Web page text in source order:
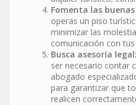
Fomenta las
operas un piso
minimizar las
comunicación con
Busca asesoría legal:
ser necesario contar
abogado
para garantizar que
realicen